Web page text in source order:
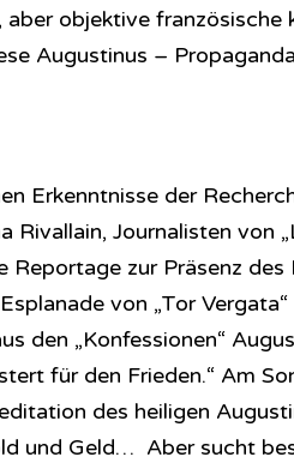
objektive französische
Augustinus –
Erkenntnisse der
Rivallain, Journalisten von
Reportage zur Präsenz des
von „Tor
den „Konfessionen“
für den Frieden.“ Am
des heiligen
und Geld… Aber sucht